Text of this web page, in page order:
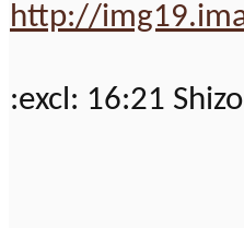
http://
:excl: 16:21